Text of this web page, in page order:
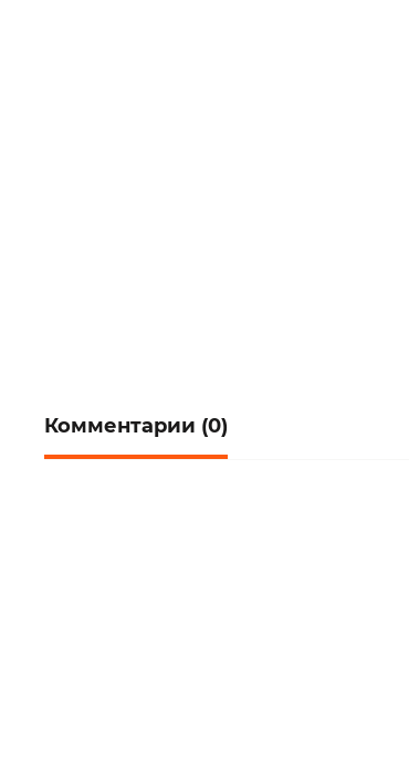
Комментарии (0)